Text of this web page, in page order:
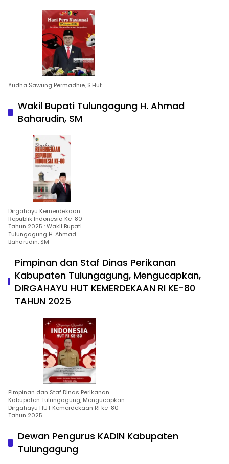
Yudha Sawung Permadhie, S.Hut
Wakil Bupati Tulungagung H. Ahmad
Baharudin, SM
Dirgahayu Kemerdekaan
Republik Indonesia Ke-80
Tahun 2025 : Wakil Bupati
Tulungagung H. Ahmad
Baharudin, SM
Pimpinan dan Staf Dinas Perikanan
Kabupaten Tulungagung, Mengucapkan,
DIRGAHAYU HUT KEMERDEKAAN RI KE-80
TAHUN 2025
Pimpinan dan Staf Dinas Perikanan
Kabupaten Tulungagung, Mengucapkan:
Dirgahayu HUT Kemerdekaan RI ke-80
Tahun 2025
Dewan Pengurus KADIN Kabupaten
Tulungagung